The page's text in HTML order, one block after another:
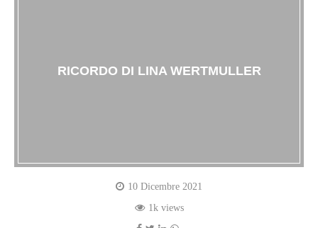
RICORDO DI LINA WERTMULLER
10 Dicembre 2021
1k views